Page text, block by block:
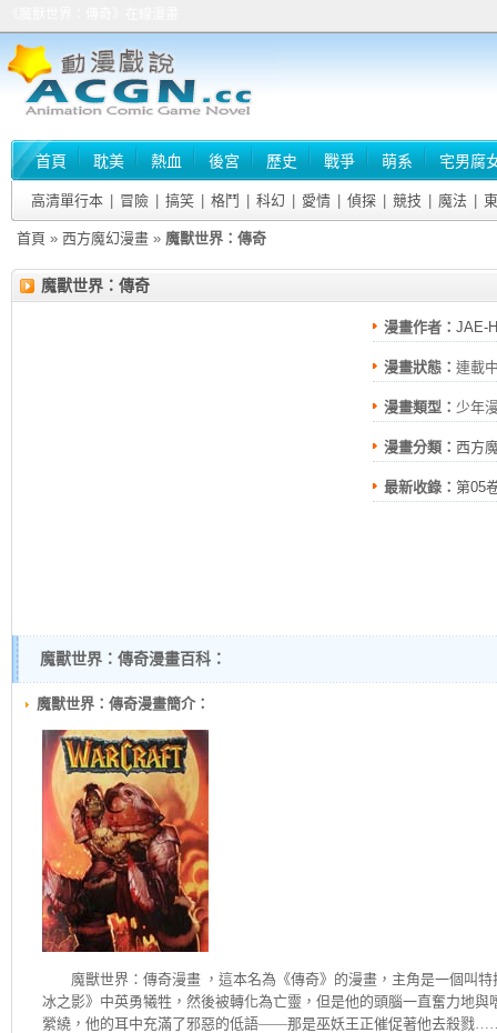
首頁 耽美 熱血 後宮 歷史 戰爭 萌系 宅男腐
高清單行本 冒險 搞笑 格鬥 科幻 愛情 偵探 競技 魔法
首頁 » 西方魔幻漫畫 » 魔獸世界：傳奇
魔獸世界：傳奇
漫畫作者： JAE-
漫畫狀態： 連載
漫畫類型： 少年
漫畫分類： 西方
最新收錄： 第05
魔獸世界：傳奇漫畫百科：
魔獸世界：傳奇漫畫簡介：
魔獸世界：傳奇漫畫 ，這本名為《傳奇》的漫畫，主角是一個叫
冰之影》中英勇犧牲，然後被轉化為亡靈，但是他的頭腦一直奮力地
縈繞，他的耳中充滿了邪惡的低語——那是巫妖王正催促著他去殺戮